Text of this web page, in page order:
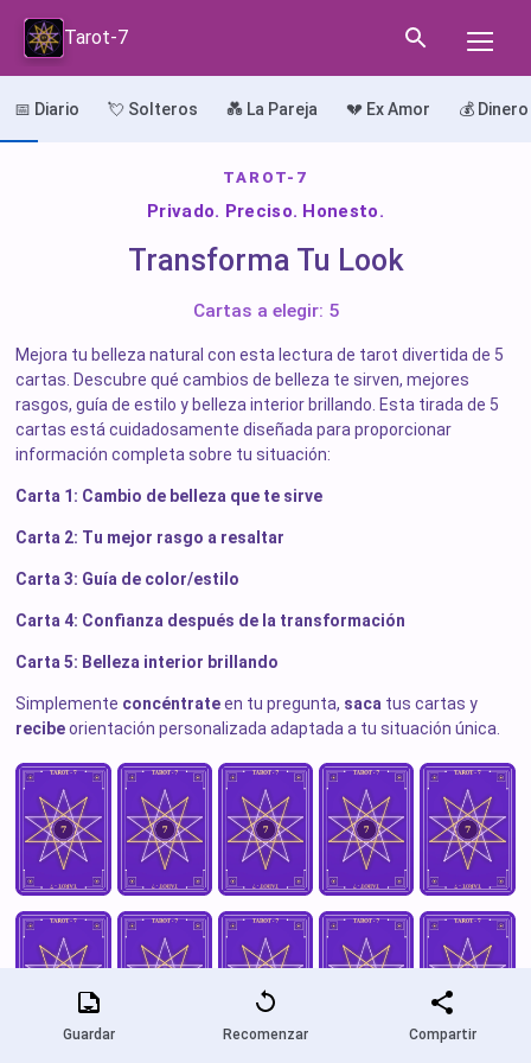
Tarot-7
📅 Diario 💘 Solteros 💑 La Pareja 💔 Ex Amor 💰
Guardar Recomenzar Compartir
TAROT-7
Privado. Preciso. Honesto.
Transforma Tu Look
Cartas a elegir: 5
Mejora tu belleza natural con esta lectura de tarot divertida de 5
cartas. Descubre qué cambios de belleza te sirven, mejores
rasgos, guía de estilo y belleza interior brillando. Esta tirada de 5
cartas está cuidadosamente diseñada para proporcionar
información completa sobre tu situación:
Carta 1: Cambio de belleza que te sirve
Carta 2: Tu mejor rasgo a resaltar
Carta 3: Guía de color/estilo
Carta 4: Confianza después de la transformación
Carta 5: Belleza interior brillando
Simplemente concéntrateen tu pregunta, saca tus cartas y
recibeorientación personalizada adaptada a tu situación única.